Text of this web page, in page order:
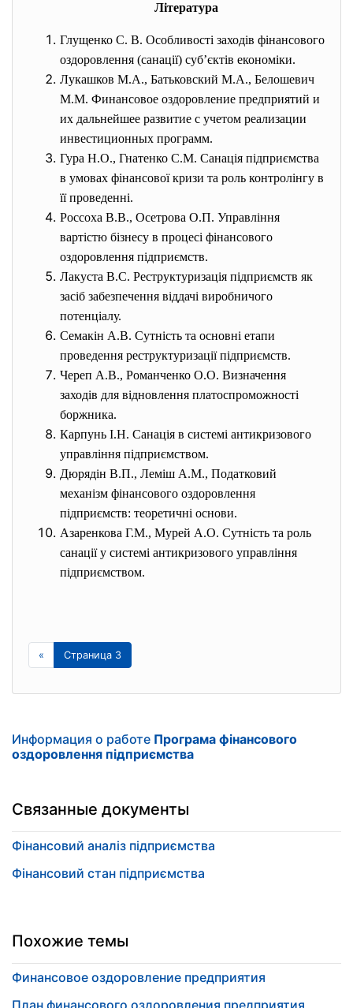
Література
Глущенко С. В. Особливості заходів фінансового
оздоровлення (санації) суб’єктів економіки.
Лукашков М.А., Батьковский М.А., Белошевич
М.М. Финансовое оздоровление предприятий и
их дальнейшее развитие с учетом реализации
инвестиционных программ.
Гура Н.О., Гнатенко С.М. Санація підприємства
в умовах фінансової кризи та роль контролінгу в
її проведенні.
Россоха В.В., Осетрова О.П. Управління
вартістю бізнесу в процесі фінансового
оздоровлення підприємств.
Лакуста В.С. Реструктуризація підприємств як
засіб забезпечення віддачі виробничого
потенціалу.
Семакін А.В. Сутність та основні етапи
проведення реструктуризації підприємств.
Череп А.В., Романченко О.О. Визначення
заходів для відновлення платоспроможності
боржника.
Карпунь І.Н. Санація в системі антикризового
управління підприємством.
Дюрядін В.П., Леміш А.М., Податковий
механізм фінансового оздоровлення
підприємств: теоретичні основи.
Азаренкова Г.М., Мурей А.О. Сутність та роль
санації у системі антикризового управління
підприємством.
« Страница 3
Информация о работе Програма фінансового
оздоровлення підприємства
Связанные документы
Фінансовий аналіз підприємства
Фінансовий стан підприємства
Похожие темы
Финансовое оздоровление предприятия
План финансового оздоровления предприятия